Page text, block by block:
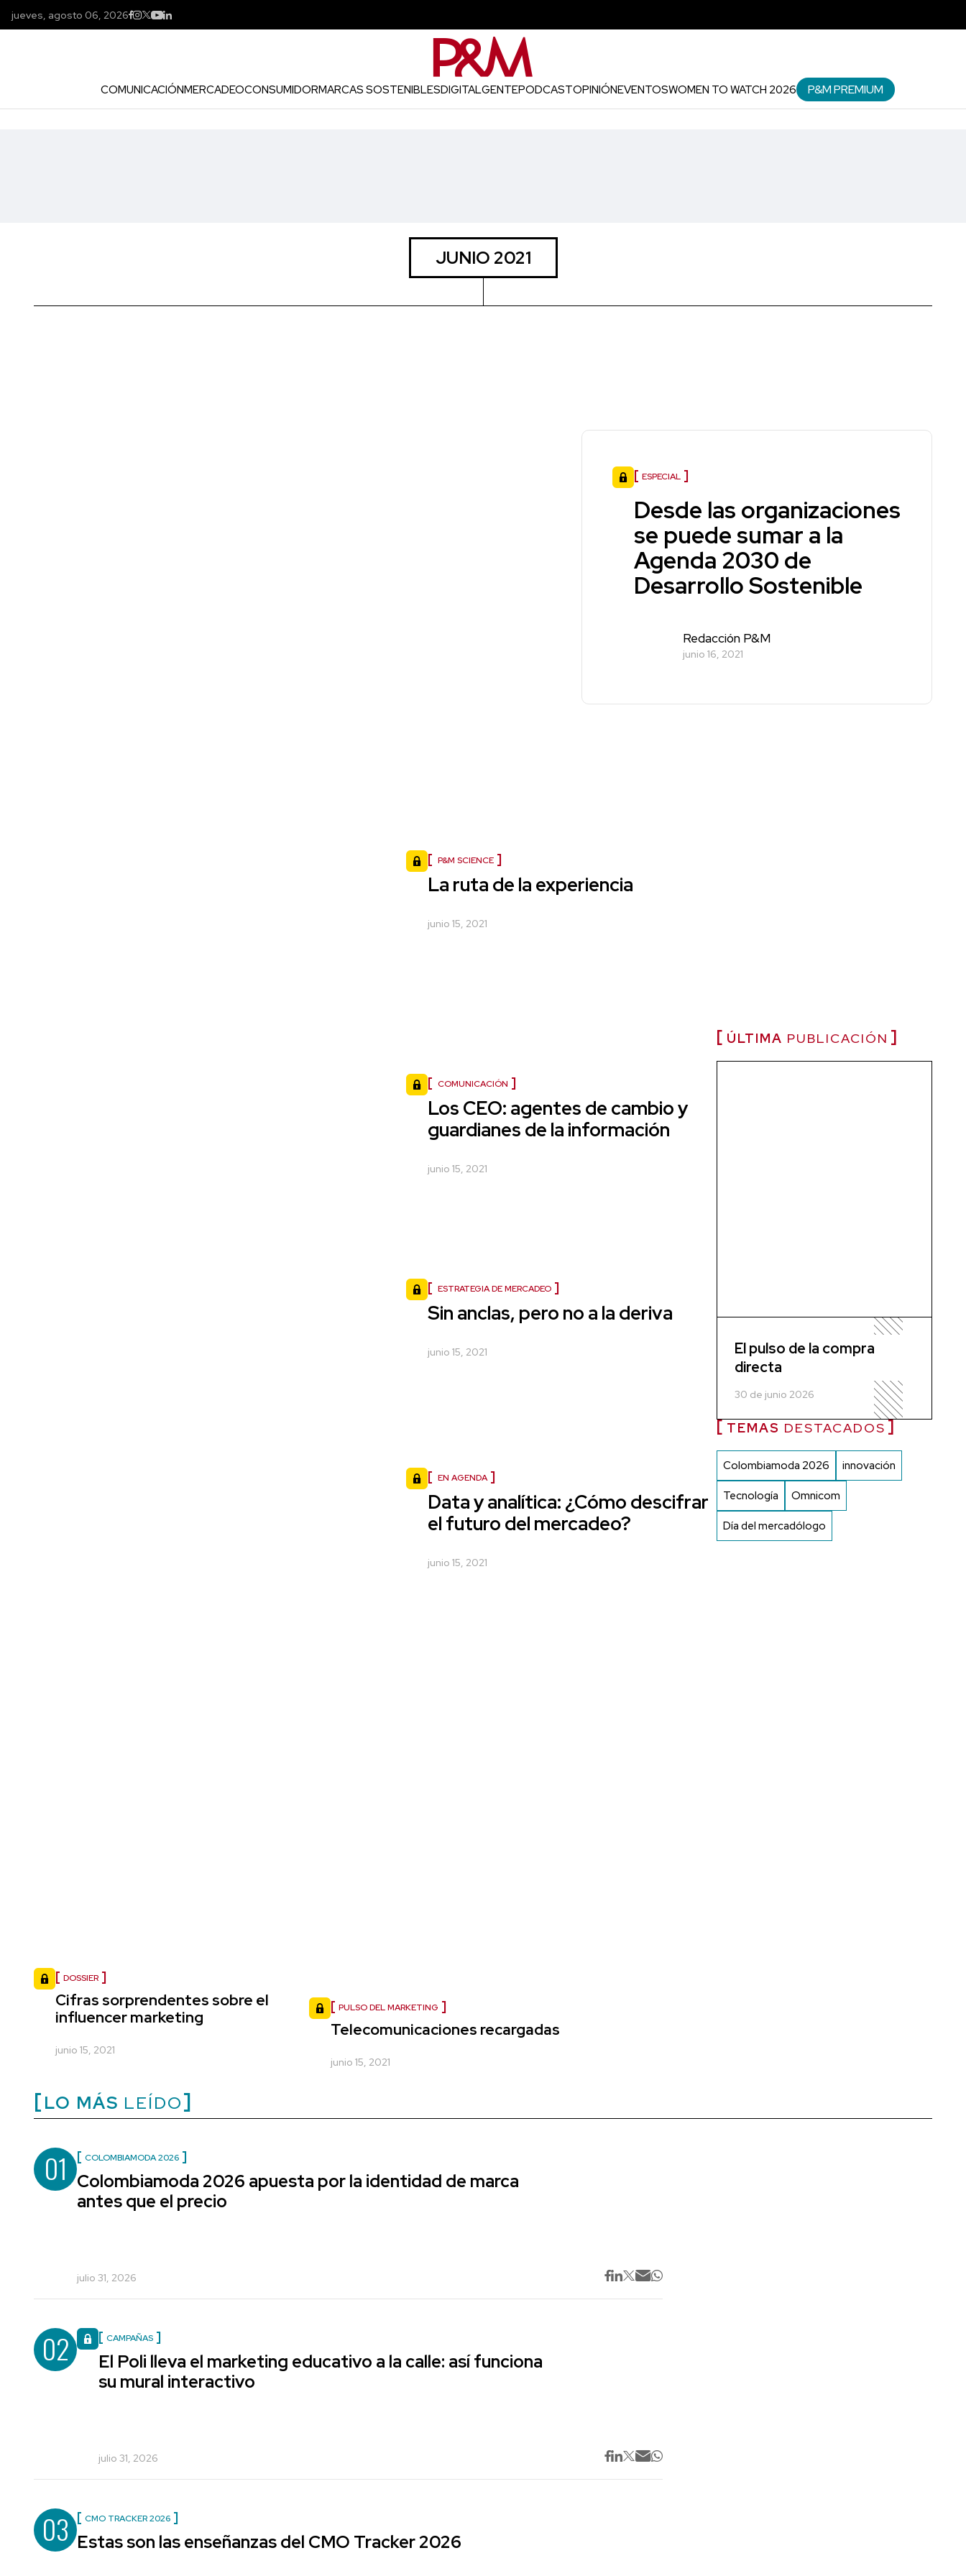
jueves, agosto 06, 2026
COMUNICACIÓNMERCADEOCONSUMIDORMARCAS SOSTENIBLESDIGITALGENTEPODCASTOPINIÓNEVENTOSWOMEN TO WATCH 2026 P&M PREMIUM
JUNIO 2021
ESPECIAL
Desde las organizaciones
se puede sumar a la
Agenda 2030 de
Desarrollo Sostenible
Redacción P&M
junio 16, 2021
P&M SCIENCE
La ruta de la experiencia
junio 15, 2021
COMUNICACIÓN
Los CEO: agentes de cambio y
guardianes de la información
junio 15, 2021
ESTRATEGIA DE MERCADEO
Sin anclas, pero no a la deriva
junio 15, 2021
EN AGENDA
Data y analítica: ¿Cómo descifrar
el futuro del mercadeo?
junio 15, 2021
ÚLTIMA PUBLICACIÓN
El pulso de la compra
directa
30 de junio 2026
TEMAS DESTACADOS
Colombiamoda 2026 innovación
Tecnología Omnicom
Día del mercadólogo
DOSSIER
Cifras sorprendentes sobre el
influencer marketing
junio 15, 2021
PULSO DEL MARKETING
Telecomunicaciones recargadas
junio 15, 2021
LO MÁS LEÍDO
01 COLOMBIAMODA 2026
Colombiamoda 2026 apuesta por la identidad de marca
antes que el precio
julio 31, 2026
02 CAMPAÑAS
El Poli lleva el marketing educativo a la calle: así funciona
su mural interactivo
julio 31, 2026
03 CMO TRACKER 2026
Estas son las enseñanzas del CMO Tracker 2026